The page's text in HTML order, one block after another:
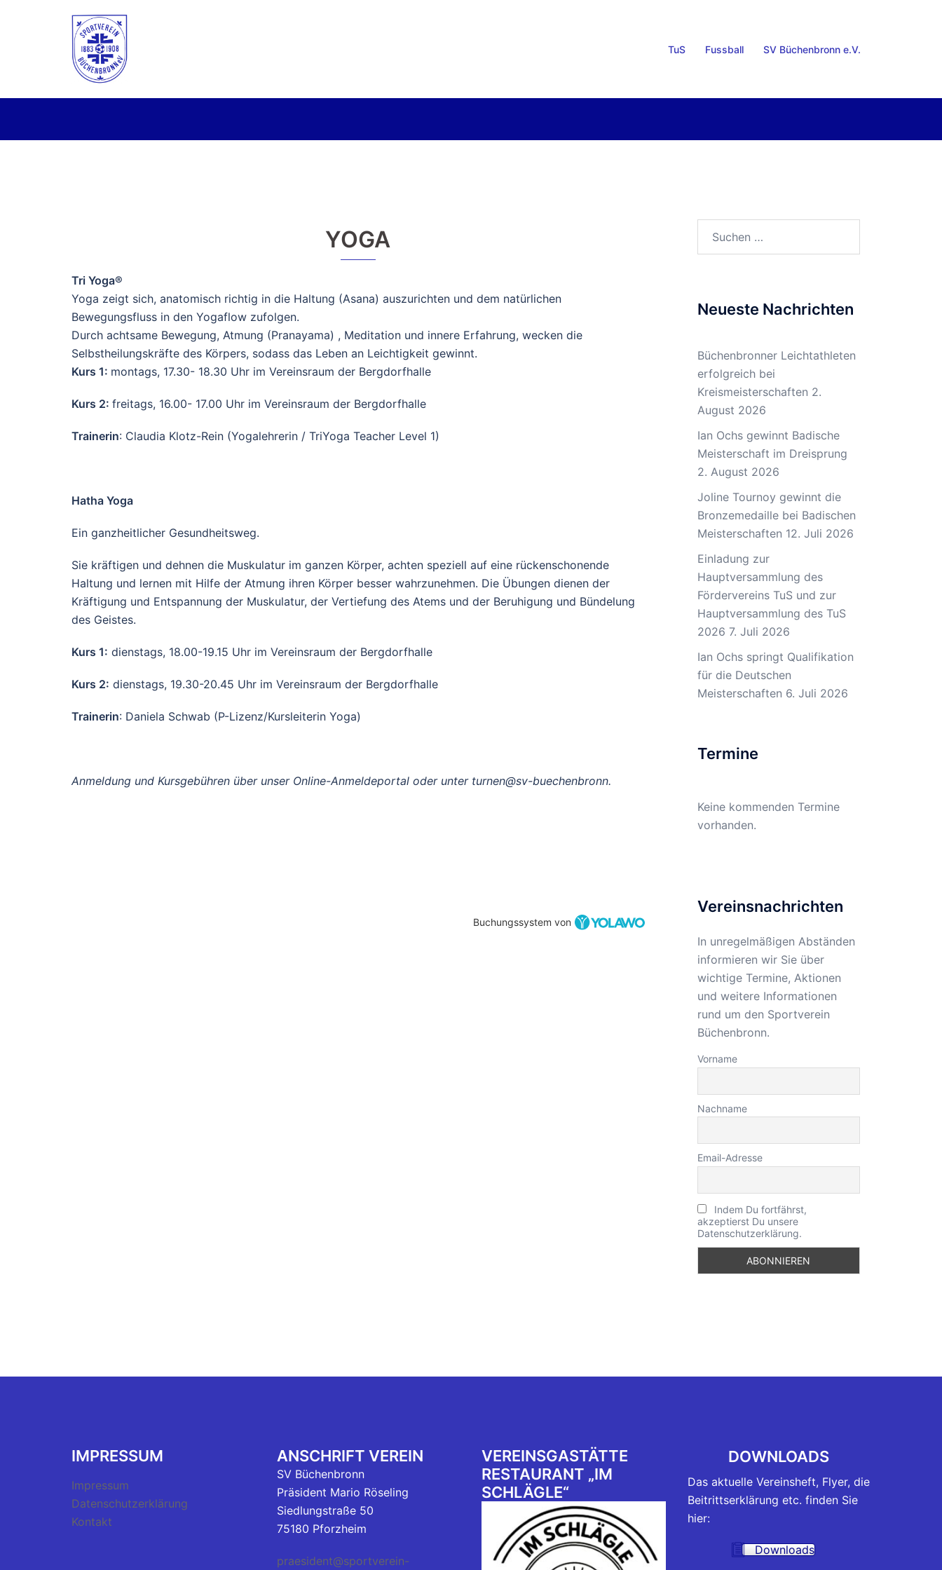
TuS Fussball SV Büchenbronn e.V.
YOGA
Tri Yoga®
Yoga zeigt sich, anatomisch richtig in die Haltung (Asana) auszurichten und dem natürlichen
Bewegungsfluss in den Yogaflow zufolgen.
Durch achtsame Bewegung, Atmung (Pranayama) , Meditation und innere Erfahrung, wecken die
Selbstheilungskräfte des Körpers, sodass das Leben an Leichtigkeit gewinnt.
Kurs 1: montags, 17.30- 18.30 Uhr im Vereinsraum der Bergdorfhalle
Kurs 2: freitags, 16.00- 17.00 Uhr im Vereinsraum der Bergdorfhalle
Trainerin: Claudia Klotz-Rein (Yogalehrerin / TriYoga Teacher Level 1)
Hatha Yoga
Ein ganzheitlicher Gesundheitsweg.
Sie kräftigen und dehnen die Muskulatur im ganzen Körper, achten speziell auf eine rückenschonende
Haltung und lernen mit Hilfe der Atmung ihren Körper besser wahrzunehmen. Die Übungen dienen der
Kräftigung und Entspannung der Muskulatur, der Vertiefung des Atems und der Beruhigung und Bündelung
des Geistes.
Kurs 1: dienstags, 18.00-19.15 Uhr im Vereinsraum der Bergdorfhalle
Kurs 2: dienstags, 19.30-20.45 Uhr im Vereinsraum der Bergdorfhalle
Trainerin: Daniela Schwab (P-Lizenz/Kursleiterin Yoga)
Anmeldung und Kursgebühren über unser Online-Anmeldeportal oder unter turnen@sv-buechenbronn.
Buchungssystem von
Neueste Nachrichten
Büchenbronner Leichtathleten
erfolgreich bei
Kreismeisterschaften 2.
August 2026
Ian Ochs gewinnt Badische
Meisterschaft im Dreisprung
2. August 2026
Joline Tournoy gewinnt die
Bronzemedaille bei Badischen
Meisterschaften 12. Juli 2026
Einladung zur
Hauptversammlung des
Fördervereins TuS und zur
Hauptversammlung des TuS
2026 7. Juli 2026
Ian Ochs springt Qualifikation
für die Deutschen
Meisterschaften 6. Juli 2026
Termine
Keine kommenden Termine
vorhanden.
Vereinsnachrichten
In unregelmäßigen Abständen
informieren wir Sie über
wichtige Termine, Aktionen
und weitere Informationen
rund um den Sportverein
Büchenbronn.
Vorname
Nachname
Email-Adresse
Indem Du fortfährst,
akzeptierst Du unsere
Datenschutzerklärung.
IMPRESSUM
Impressum
Datenschutzerklärung
Kontakt
ANSCHRIFT VEREIN
SV Büchenbronn
Präsident Mario Röseling
Siedlungstraße 50
75180 Pforzheim
praesident@sportverein-
VEREINSGASTÄTTE
RESTAURANT „IM
SCHLÄGLE“
DOWNLOADS
Das aktuelle Vereinsheft, Flyer, die
Beitrittserklärung etc. finden Sie
hier:
Downloads